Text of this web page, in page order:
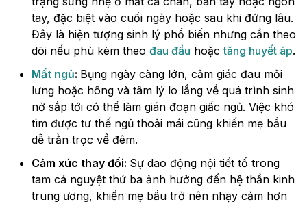
tay, đặc biệt vào cuối ngày hoặc sau khi đứng lâu.
Đây là hiện tượng sinh lý phổ biến nhưng cần theo
dõi nếu phù kèm theo đau đầu hoặctăng huyết áp.
Mất ngủ: Bụng ngày càng lớn, cảm giác đau mỏi
lưng hoặc hông và tâm lý lo lắng về quá trình sinh
nở sắp tới có thể làm gián đoạn giấc ngủ. Việc khó
tìm được tư thế ngủ thoải mái cũng khiến mẹ bầu
dễ trằn trọc về đêm.
Cảm xúc thay đổi: Sự dao động nội tiết tố trong
tam cá nguyệt thứ ba ảnh hưởng đến hệ thần kinh
trung ương, khiến mẹ bầu trở nên nhạy cảm hơn